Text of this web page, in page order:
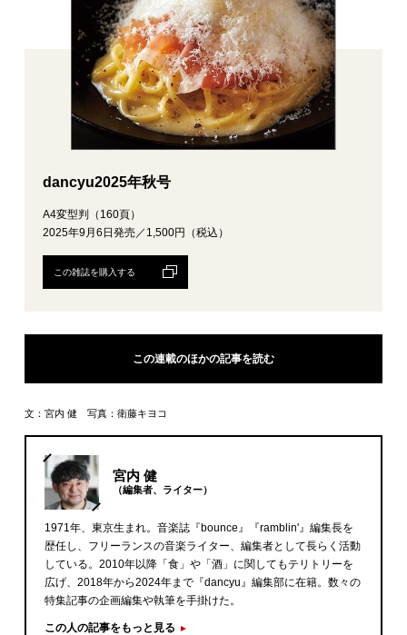
dancyu2025年秋号
A4変型判（160頁）
2025年9月6日発売／1,500円（税込）
この雑誌を購入する
この連載のほかの記事を読む
文：宮内 健 写真：衛藤キヨコ
宮内 健
（編集者、ライター）
1971年、東京生まれ。音楽誌『bounce』『ramblin'』編集長を
歴任し、フリーランスの音楽ライター、編集者として長らく活動
している。2010年以降「食」や「酒」に関してもテリトリーを
広げ、2018年から2024年まで『dancyu』編集部に在籍。数々の
特集記事の企画編集や執筆を手掛けた。
この人の記事をもっと見る